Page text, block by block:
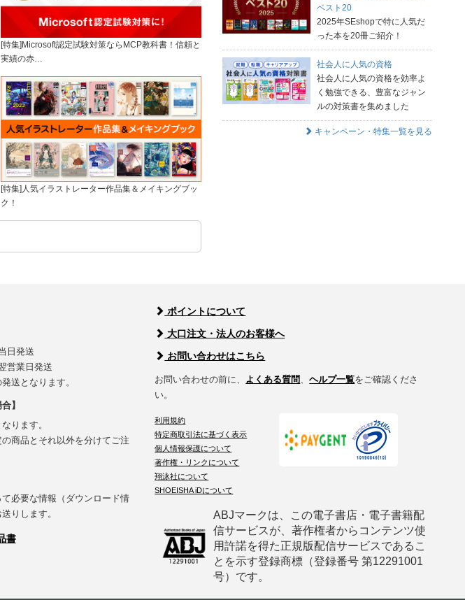
[特集]Microsoft認定試験対策ならMCP教科書！信頼と
実績の赤…
[特集]人気イラストレーター作品集＆メイキングブッ
ク！
ベスト20
2025年SEshopで特に人気だ
った本を20冊ご紹介！
社会人に人気の資格
社会人に人気の資格を効率よ
く勉強できる、豊富なジャン
ルの対策書を集めました
キャンペーン・特集一覧を見る
日発送
営業日発送
送となります。
】
ります。
商品とそれ以外を分けてご注
必要な情報（ダウンロード情
りします。
書
ポイントについて
大口注文・法人のお客様へ
お問い合わせはこちら
お問い合わせの前に、 よくある質問 、ヘルプ一覧をご確認くださ
い。
利用規約
特定商取引法に基づく表示
個人情報保護について
著作権・リンクについて
翔泳社について
SHOEISHA iDについて
ABJマークは、この電子書店・電子書籍配
信サービスが、著作権者からコンテンツ使
用許諾を得た正規版配信サービスであるこ
とを示す登録商標（登録番号 第12291001
号）です。